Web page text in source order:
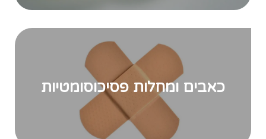
כאבים ומחלות פסיכוסומטיות